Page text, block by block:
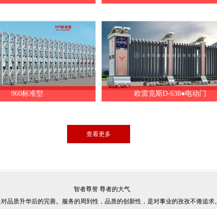
960标准型 欧雷克斯D-638●电动门
查看更多
智者尊誉 尊者的大气
品质升华后的完善。服务的周到性，品质的创新性，是对事业的孜孜不倦追求。